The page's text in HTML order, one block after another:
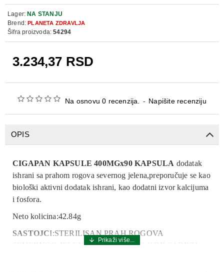
Na osnovu 0 recenzija. - Napišite recenziju
3.234,37 RSD
Lager: NA STANJU
Brend: PLANETA ZDRAVLJA
Šifra proizvoda: 54294
OPIS
CIGAPAN KAPSULE 400MGx90KAPSULA dodatak
ishrani sa prahom rogova severnog jelena,preporučuje se kao
biološki aktivni dodatak ishrani, kao dodatni izvor kalcijuma
i fosfora.
Neto kolicina:42.84g
SASTOJCI:STERILISAN PRAH ROGOVA
SEVERNOG
JELENA:1KAPS 400MG,
KOJI SADRZI